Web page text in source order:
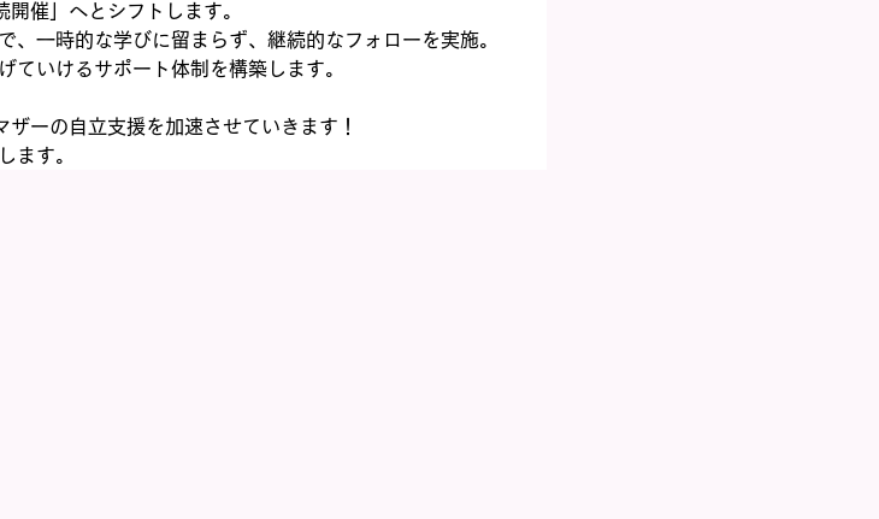
催」へとシフトします。
、一時的な学びに留まらず、継続的なフォローを実施。
ていけるサポート体制を構築します。
ーの自立支援を加速させていきます！
ます。